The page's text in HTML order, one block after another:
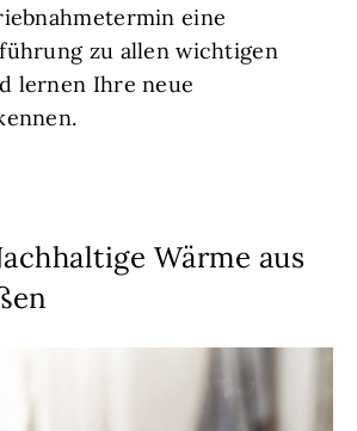
eine
zu allen wichtigen
lernen Ihre neue
Wärme aus